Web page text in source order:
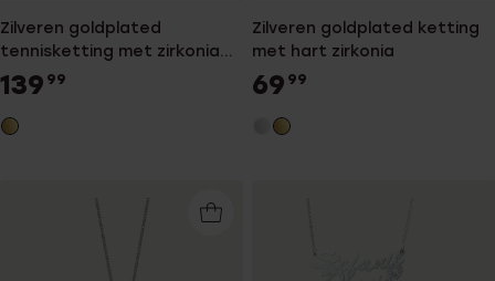
Zilveren goldplated
tennisketting met zirkonia
voor dames
139 99
Zilveren goldplated ketting
met hart zirkonia
69 99